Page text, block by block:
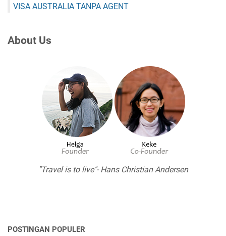
VISA AUSTRALIA TANPA AGENT
About Us
"Travel is to live"- Hans Christian Andersen
POSTINGAN POPULER